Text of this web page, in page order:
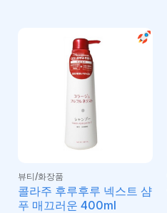
뷰티/화장품
콜라주 후루후루 넥스트 샴
푸 매끄러운 400ml